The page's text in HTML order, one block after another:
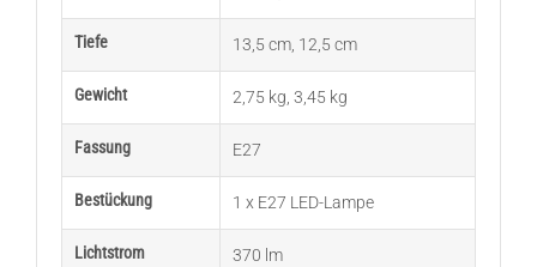
Tiefe 13,5 cm, 12,5 cm
Gewicht 2,75 kg 3,45 kg
Fassung E27
Bestückung 1 x E27 LED-Lampe
Lichtstrom 370 lm